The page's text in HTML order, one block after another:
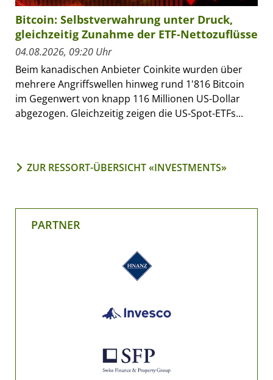
Bitcoin: Selbstverwahrung unter Druck,
gleichzeitig Zunahme der ETF-Nettozuflüsse
04.08.2026, 09:20 Uhr
Beim kanadischen Anbieter Coinkite wurden über
mehrere Angriffswellen hinweg rund 1'816 Bitcoin
im Gegenwert von knapp 116 Millionen US-Dollar
abgezogen. Gleichzeitig zeigen die US-Spot-ETFs...
ZUR RESSORT-ÜBERSICHT «INVESTMENTS»
PARTNER